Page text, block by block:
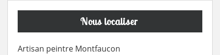
Nous localiser
Artisan peintre Montfaucon